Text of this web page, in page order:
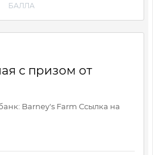
БАЛЛА
с призом от
Barney's Farm Ссылка на